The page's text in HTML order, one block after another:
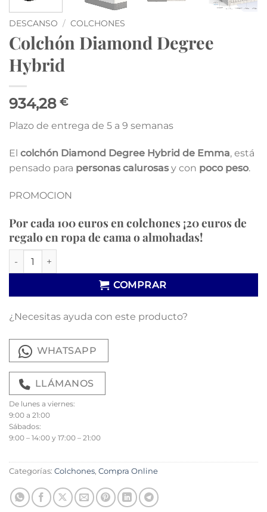
DESCANSO / COLCHONES
Colchón Diamond Degree
Hybrid
934,28 €
Plazo de entrega de 5 a 9 semanas
El colchón Diamond Degree Hybrid de Emma, está
pensado para personas calurosas y con poco peso.
PROMOCION
Por cada 100 euros en colchones ¡20 euros de
regalo en ropa de cama o almohadas!
Colchón Diamond Degree Hybrid cantidad
COMPRAR
¿Necesitas ayuda con este producto?
WHATSAPP
LLÁMANOS
De lunes a viernes:
9:00 a 21:00
Sábados:
9:00 – 14:00 y 17:00 – 21:00
Categorías: Colchones, Compra Online